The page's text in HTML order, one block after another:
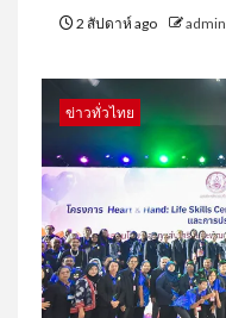
2 สัปดาห์ ago admin
ข่าวทั่วไทย